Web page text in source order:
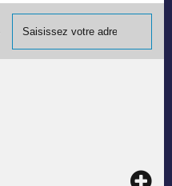
Visa, ...) et